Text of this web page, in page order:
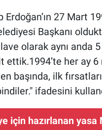
Erdoğan’ın 27 Mart
Başkanı
olarak aynı anda
ettik.1994’te her ay
başında, ilk
ifadesini
için hazırlanan